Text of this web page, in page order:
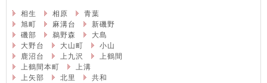
相生 相原
青葉
旭町
麻溝台
新磯野
磯部
鵜野森
大島
大野台
大山町
小山
鹿沼台
上九沢
上鶴間
上鶴間本町
上溝
上矢部
北里
共和